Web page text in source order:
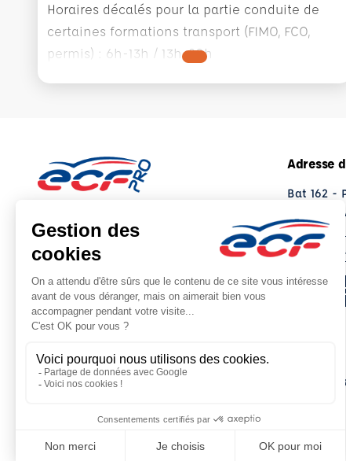
Horaires décalés pour la partie conduite de
certaines formations transport (FIMO, FCO,
permis) : 6h-13h / 13h-20h
Adresse
Bat 162 -
54840
Voir sur
03 83 23
NOUS